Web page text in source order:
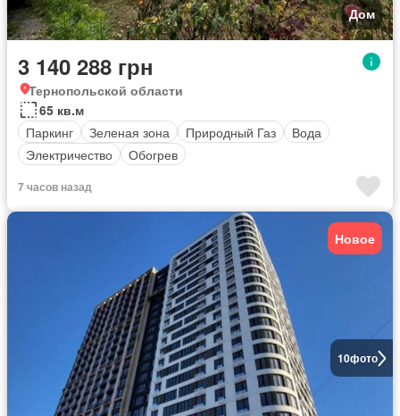
Дом
3 140 288 грн
Тернопольской области
65 кв.м
Паркинг
Зеленая зона Природный Газ
Вода
Электричество
Обогрев
7 часов назад
10фото
Новое